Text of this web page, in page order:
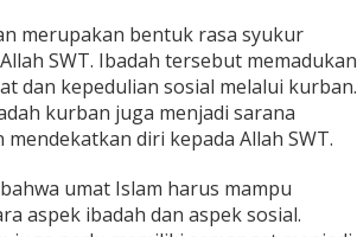
merupakan bentuk rasa syukur
SWT. Ibadah tersebut memadukan
dan kepedulian sosial melalui kurban.
kurban juga menjadi sarana
diri kepada Allah SWT.
umat Islam harus mampu
aspek ibadah dan aspek sosial.